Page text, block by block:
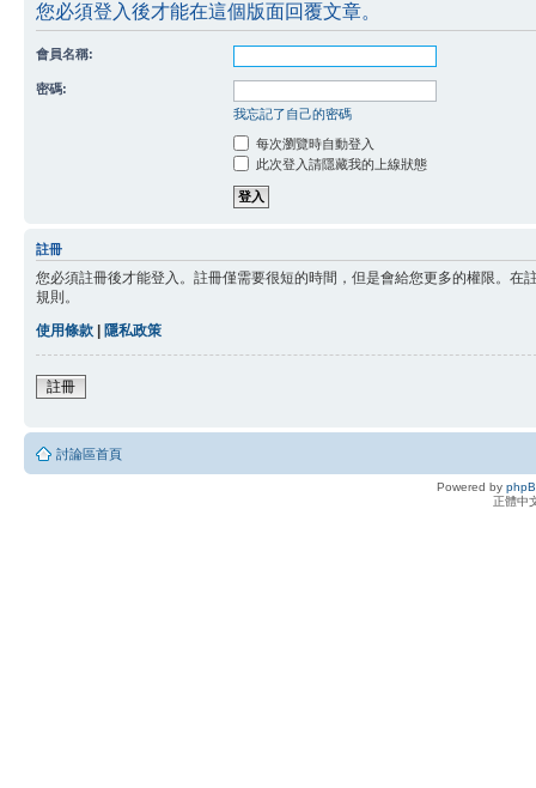
您必須登入後才能在這個版面回覆文章。
會員名稱:
密碼:
我忘記了自己的密碼
每次瀏覽時自動登入
此次登入請隱藏我的上線狀態
註冊
您必須註冊後才能登入。註冊僅需要很短的時間，但是會給您更多的權限。
規則。
使用條款 | 隱私政策
註冊
討論區首頁
Powered by
正體中